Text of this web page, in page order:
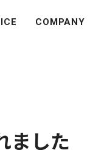
COMPANY
ました